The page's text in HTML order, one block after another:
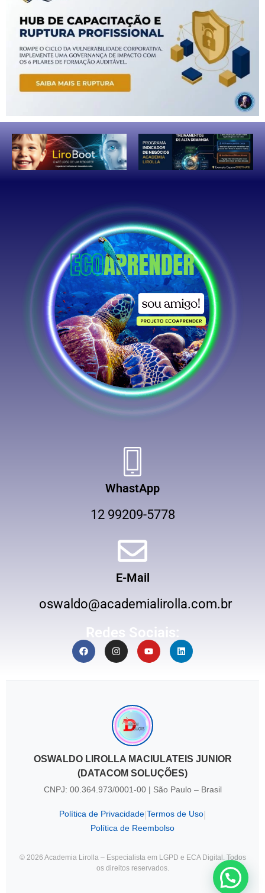
WhastApp
12 99209-5778
E-Mail
oswaldo@academialirolla.com.br
Redes Sociais:
OSWALDO LIROLLA MACIULATEIS JUNIOR
(DATACOM SOLUÇÕES)
CNPJ: 00.364.973/0001-00 | São Paulo – Brasil
Política de Privacidade Termos de Uso
Política de Reembolso
© 2026 Academia Lirolla – Especialista em LGPD e ECA Digital. Todos
os direitos reservados.